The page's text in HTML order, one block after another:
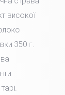
високої
350 г.